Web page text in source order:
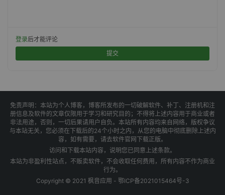
登录后才能评论
提交
免责声明：本站为个人博客，博客所发布的一切破解软件、补丁、注册机和注
册信息及软件的文章仅限用于学习和研究目的；不得将上述内容用于商业或者
非法用途，否则，一切后果请用户自负。本站所有内容均来自网络，版权争议
与本站无关，您必须在下载后的24个小时之内，从您的电脑中彻底删除上述内
容，如有需要，请去软件官网下载正版。
访问和下载本站内容，说明您已同意上述条款。
本站为非盈利性站点，不贩卖软件，不会收取任何费用，所有内容不作为商业
行为。
Copyright © 2021 枫音应用 - 鄂ICP备2021015464号-3